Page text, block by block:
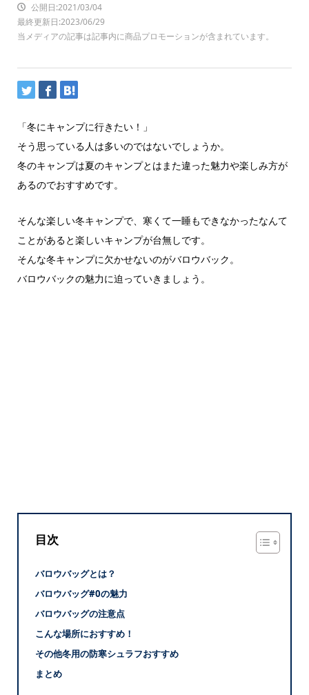
公開日:2021/03/04
最終更新日:2023/06/29
当メディアの記事は記事内に商品プロモーションが含まれています。
「冬にキャンプに行きたい！」
そう思っている人は多いのではないでしょうか。
冬のキャンプは夏のキャンプとはまた違った魅力や楽しみ方が
あるのでおすすめです。
そんな楽しい冬キャンプで、寒くて一睡もできなかったなんて
ことがあると楽しいキャンプが台無しです。
そんな冬キャンプに欠かせないのがバロウバック。
バロウバックの魅力に迫っていきましょう。
目次
バロウバッグとは？
バロウバッグ#0の魅力
バロウバッグの注意点
こんな場所におすすめ！
その他冬用の防寒シュラフおすすめ
まとめ